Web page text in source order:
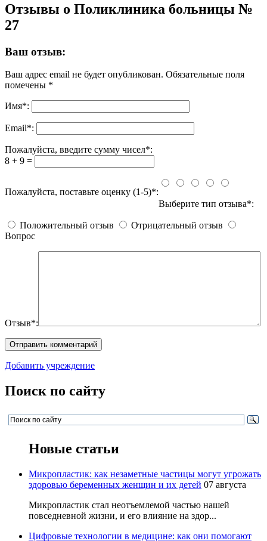
Отзывы о Поликлиника больницы №
27
Ваш отзыв:
Ваш адрес email не будет опубликован. Обязательные поля
помечены *
Имя*:
Email*:
Пожалуйста, введите сумму чисел*:
8 + 9 =
Пожалуйста, поставьте оценку (1-5)*:
Выберите тип отзыва*:
Положительный отзыв
Отрицательный отзыв
Вопрос
Отзыв*:
Добавить учреждение
Поиск по сайту
Новые статьи
Микропластик: как незаметные частицы могут угрожать
здоровью беременных женщин и их детей 07 августа
Микропластик стал неотъемлемой частью нашей
повседневной жизни, и его влияние на здор...
Цифровые технологии в медицине: как они помогают